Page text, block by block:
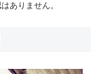
ありません。